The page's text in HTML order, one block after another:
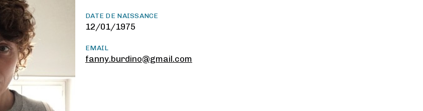
DATE DE NAISSANCE
12/01/1975
EMAIL
fanny.burdino@gmail.com